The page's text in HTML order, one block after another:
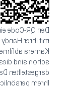
Code einfach
mit Ihrer Handy-
abfilmen und
sind diese
Daten in
persönlichen